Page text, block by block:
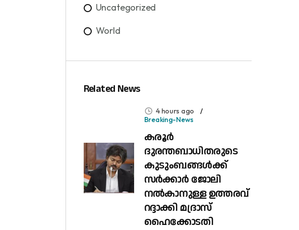
Uncategorized
World
Related News
4 hours ago
Breaking-News
കരൂർ
ദുരന്തബാധിതരുടെ
കുടുംബങ്ങൾക്ക്
സർക്കാർ ജോലി
നൽകാനുള്ള ഉത്തരവ്
റദ്ദാക്കി മദ്രാസ്
ഹൈക്കോടതി